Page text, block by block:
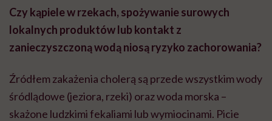
Czy kąpiele w rzekach, spożywanie surowych
lokalnych produktów lub kontakt z
zanieczyszczoną wodą niosą ryzyko zachorowania?
Źródłem zakażenia cholerą są przede wszystkim wody
śródlądowe (jeziora, rzeki) oraz woda morska –
skażone ludzkimi fekaliami lub wymiocinami. Picie